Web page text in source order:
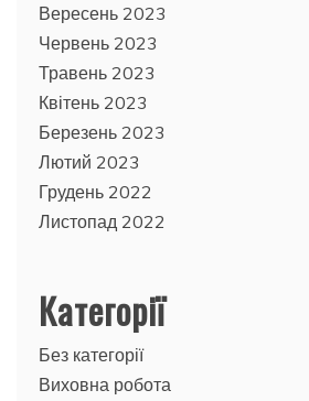
Вересень 2023
Червень 2023
Травень 2023
Квітень 2023
Березень 2023
Лютий 2023
Грудень 2022
Листопад 2022
Категорії
Без категорії
Виховна робота